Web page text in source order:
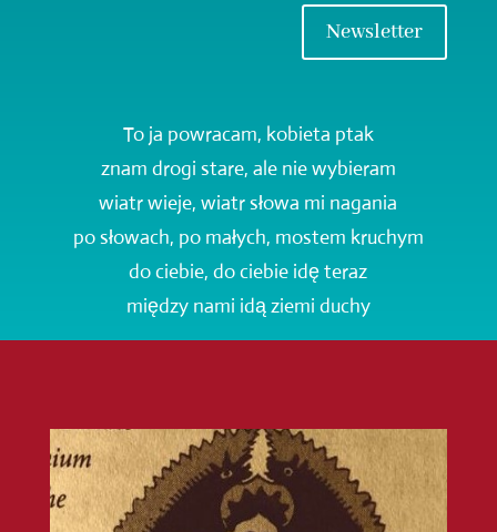
Newsletter
To ja powracam, kobieta ptak
znam drogi stare, ale nie wybieram
wiatr wieje, wiatr słowa mi nagania
po słowach, po małych, mostem kruchym
do ciebie, do ciebie idę teraz
między nami idą ziemi duchy